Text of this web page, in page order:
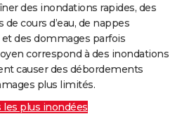
des inondations rapides, des
cours d’eau, de nappes
des dommages parfois
correspond à des inondations
causer des débordements
plus limités.
les plus inondées